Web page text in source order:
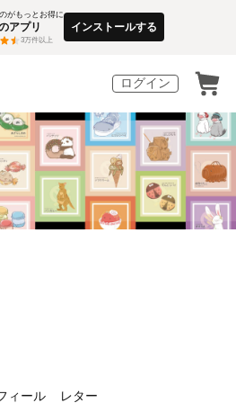
がもっとお得に
アプリ
3万件以上
インストールする
ログイン
ィール レター